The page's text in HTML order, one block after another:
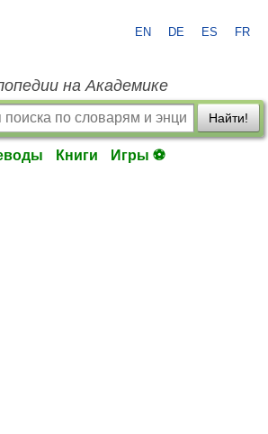
EN DE ES FR
на Академике
Найти!
Книги Игры ⚽